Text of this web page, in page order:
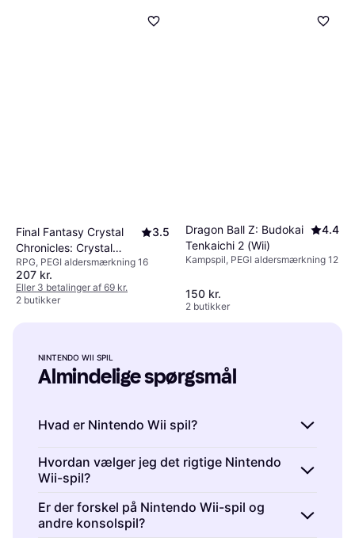
Final Fantasy Crystal
Chronicles: Crystal
Bearers (Wii)
3.5
RPG, PEGI aldersmærkning 16
207 kr.
Eller 3 betalinger af 69 kr.
2 butikker
Dragon Ball Z: Budokai
Tenkaichi 2 (Wii)
4.4
Kampspil, PEGI aldersmærkning 12
150 kr.
2 butikker
NINTENDO WII SPIL
Almindelige spørgsmål
Hvad er Nintendo Wii spil?
Nintendo Wii spil er videospil designet til
Nintendo Wii-konsollen. De tilbyder en
interaktiv spilleoplevelse med
bevægelsesfølsom kontrol. Du kan finde alt
Hvordan vælger jeg det rigtige Nintendo
Wii-spil?
Nintendo Wii-spil er tilgængelige i mange
genrer, så det rigtige valg afhænger af dine
Er der forskel på Nintendo Wii-spil og
andre konsolspil?